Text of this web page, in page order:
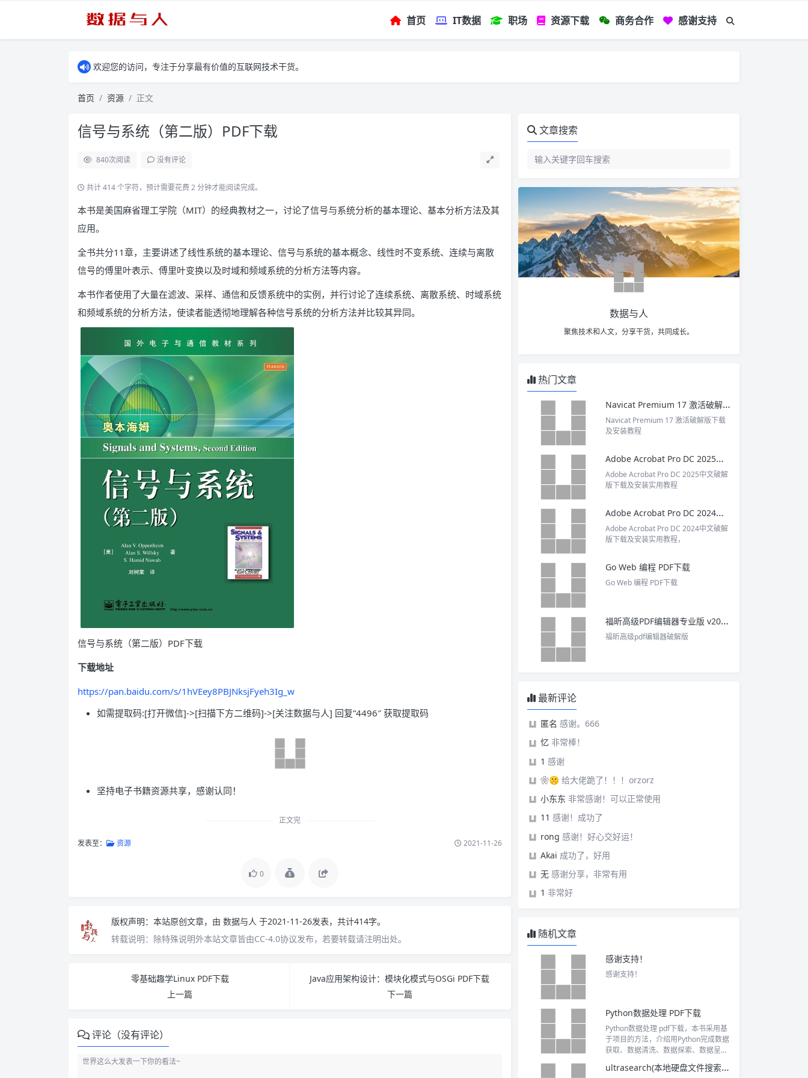
首页 IT数据 职场 资源下载 商务合作 感谢支持
欢迎您的访问，专注于分享最有价值的互联网技术干货。
首页 资源 正文
信号与系统（第二版）PDF下载
840次阅读 没有评论
共计 414 个字符，预计需要花费 2 分钟才能阅读完成。
本书是美国麻省理工学院（MIT）的经典教材之一，讨论了信号与系统分析的基本理论、基本分析方法及其
应用。
全书共分11章，主要讲述了线性系统的基本理论、信号与系统的基本概念、线性时不变系统、连续与离散
信号的傅里叶表示、傅里叶变换以及时域和频域系统的分析方法等内容。
本书作者使用了大量在滤波、采样、通信和反馈系统中的实例，并行讨论了连续系统、离散系统、时域系统
和频域系统的分析方法，使读者能透彻地理解各种信号系统的分析方法并比较其异同。
信号与系统（第二版）PDF下载
下载地址
https://pan.baidu.com/s/1hVEey8PBJNksjFyeh3Ig_w
如需提取码:[打开微信]->[扫描下方二维码]->[关注数据与人] 回复”4496″ 获取提取码
坚持电子书籍资源共享，感谢认同！
正文完
发表至： 资源 2021-11-26
0
版权声明： 本站原创文章，由 数据与人 于2021-11-26发表，共计414字。
转载说明： 除特殊说明外本站文章皆由CC-4.0协议发布，若要转载请注明出处。
零基础趣学Linux PDF下载
上一篇
Java应用架构设计：模块化模式与OSGi PDF下载
下一篇
评论（没有评论）
文章搜索
数据与人
聚焦技术和人文，分享干货，共同成长。
热门文章
Navicat Premium 17 激活破解版下载及安装教程
Navicat Premium 17 激活破解版下载
及安装教程
Adobe Acrobat Pro DC 2025中文破解版下载及安装实用教程
Adobe Acrobat Pro DC 2025中文破解
版下载及安装实用教程
Adobe Acrobat Pro DC 2024中文破解版下载及安装实用教程
Adobe Acrobat Pro DC 2024中文破解
版下载及安装实用教程，
Go Web 编程 PDF下载
Go Web 编程 PDF下载
福昕高级PDF编辑器专业版 v2025 中文激活版
福昕高级pdf编辑器破解版
最新评论
匿名 感谢。666
忆 非常棒！
1 感谢
❀🤫 给大佬跪了！！！orzorz
小东东 非常感谢！可以正常使用
11 感谢！成功了
rong 感谢！好心交好运！
Akai 成功了，好用
无 感谢分享，非常有用
1 非常好
随机文章
感谢支持！
感谢支持！
Python数据处理 PDF下载
Python数据处理 pdf下载，本书采用基
于项目的方法，介绍用Python完成数据
获取、数据清洗、数据探索、数据呈
内容包括：Python基础知识，如何从Cultrasearch(本地硬盘文件搜索工具) 最新中文免费版下载及使用教程